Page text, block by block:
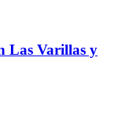
Las Varillas y